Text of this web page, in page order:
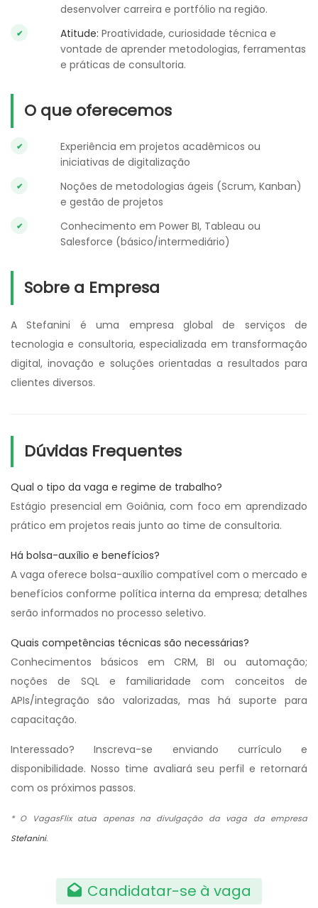
desenvolver carreira e portfólio na região.
Atitude: Proatividade, curiosidade técnica e
vontade de aprender metodologias, ferramentas
e práticas de consultoria.
O que oferecemos
Experiência em projetos acadêmicos ou
iniciativas de digitalização
Noções de metodologias ágeis (Scrum, Kanban)
e gestão de projetos
Conhecimento em Power BI, Tableau ou
Salesforce (básico/intermediário)
Sobre a Empresa
A Stefanini é uma empresa global de serviços de
tecnologia e consultoria, especializada em transformação
digital, inovação e soluções orientadas a resultados para
clientes diversos.
Dúvidas Frequentes
Qual o tipo da vaga e regime de trabalho?
Estágio presencial em Goiânia, com foco em aprendizado
prático em projetos reais junto ao time de consultoria.
Há bolsa-auxílio e benefícios?
A vaga oferece bolsa-auxílio compatível com o mercado e
benefícios conforme política interna da empresa; detalhes
serão informados no processo seletivo.
Quais competências técnicas são necessárias?
Conhecimentos básicos em CRM, BI ou automação;
noções de SQL e familiaridade com conceitos de
APIs/integração são valorizadas, mas há suporte para
capacitação.
Interessado? Inscreva-se enviando currículo e
disponibilidade. Nosso time avaliará seu perfil e retornará
com os próximos passos.
* O VagasFlix atua apenas na divulgação da vaga da empresa
Stefanini.
Candidatar-se à vaga